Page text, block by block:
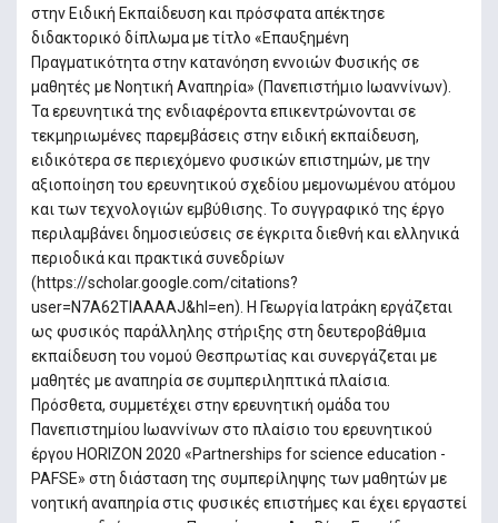
στην Ειδική Εκπαίδευση και πρόσφατα απέκτησε
διδακτορικό δίπλωμα με τίτλο «Επαυξημένη
Πραγματικότητα στην κατανόηση εννοιών Φυσικής σε
μαθητές με Νοητική Αναπηρία» (Πανεπιστήμιο Ιωαννίνων).
Τα ερευνητικά της ενδιαφέροντα επικεντρώνονται σε
τεκμηριωμένες παρεμβάσεις στην ειδική εκπαίδευση,
ειδικότερα σε περιεχόμενο φυσικών επιστημών, με την
αξιοποίηση του ερευνητικού σχεδίου μεμονωμένου ατόμου
και των τεχνολογιών εμβύθισης. Το συγγραφικό της έργο
περιλαμβάνει δημοσιεύσεις σε έγκριτα διεθνή και ελληνικά
περιοδικά και πρακτικά συνεδρίων
(https://scholar.google.com/citations?
user=N7A62TIAAAAJ&hl=en). Η Γεωργία Ιατράκη εργάζεται
ως φυσικός παράλληλης στήριξης στη δευτεροβάθμια
εκπαίδευση του νομού Θεσπρωτίας και συνεργάζεται με
μαθητές με αναπηρία σε συμπεριληπτικά πλαίσια.
Πρόσθετα, συμμετέχει στην ερευνητική ομάδα του
Πανεπιστημίου Ιωαννίνων στο πλαίσιο του ερευνητικού
έργου HORIZON 2020 «Partnerships for science education -
PAFSE» στη διάσταση της συμπερίληψης των μαθητών με
νοητική αναπηρία στις φυσικές επιστήμες και έχει εργαστεί